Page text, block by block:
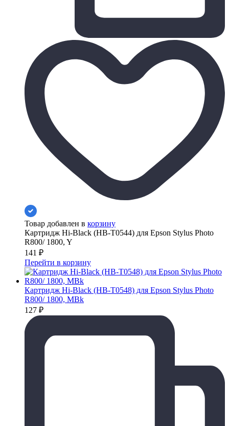
Товар добавлен в корзину
Картридж Hi-Black (HB-T0544) для Epson Stylus Photo
R800/ 1800, Y
141 ₽
Перейти в корзину
Картридж Hi-Black (HB-T0548) для Epson Stylus Photo
R800/ 1800, MBk
127 ₽